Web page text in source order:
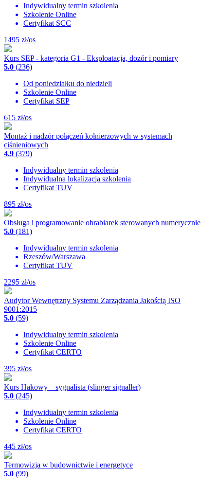
Indywidualny termin szkolenia
Szkolenie Online
Certyfikat SCC
1495 zł/os
Kurs SEP - kategoria G1 - Eksploatacja, dozór i pomiary
5.0 (236)
Od poniedziałku do niedzieli
Szkolenie Online
Certyfikat SEP
615 zł/os
Montaż i nadzór połączeń kołnierzowych w systemach
ciśnieniowych
4.9 (379)
Indywidualny termin szkolenia
Indywidualna lokalizacja szkolenia
Certyfikat TUV
895 zł/os
Obsługa i programowanie obrabiarek sterowanych numerycznie
5.0 (181)
Indywidualny termin szkolenia
Rzeszów/Warszawa
Certyfikat TUV
2295 zł/os
Audytor Wewnętrzny Systemu Zarządzania Jakością ISO
9001:2015
5.0 (59)
Indywidualny termin szkolenia
Szkolenie Online
Certyfikat CERTO
395 zł/os
Kurs Hakowy – sygnalista (slinger signaller)
5.0 (245)
Indywidualny termin szkolenia
Szkolenie Online
Certyfikat CERTO
445 zł/os
Termowizja w budownictwie i energetyce
5.0 (99)